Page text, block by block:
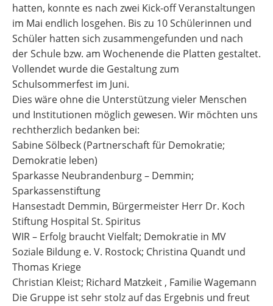
hatten, konnte es nach zwei Kick-off Veranstaltungen
im Mai endlich losgehen. Bis zu 10 Schülerinnen und
Schüler hatten sich zusammengefunden und nach
der Schule bzw. am Wochenende die Platten gestaltet.
Vollendet wurde die Gestaltung zum
Schulsommerfest im Juni.
Dies wäre ohne die Unterstützung vieler Menschen
und Institutionen möglich gewesen. Wir möchten uns
rechtherzlich bedanken bei:
Sabine Sölbeck (Partnerschaft für Demokratie;
Demokratie leben)
Sparkasse Neubrandenburg – Demmin;
Sparkassenstiftung
Hansestadt Demmin, Bürgermeister Herr Dr. Koch
Stiftung Hospital St. Spiritus
WIR – Erfolg braucht Vielfalt; Demokratie in MV
Soziale Bildung e. V. Rostock; Christina Quandt und
Thomas Kriege
Christian Kleist; Richard Matzkeit , Familie Wagemann
Die Gruppe ist sehr stolz auf das Ergebnis und freut